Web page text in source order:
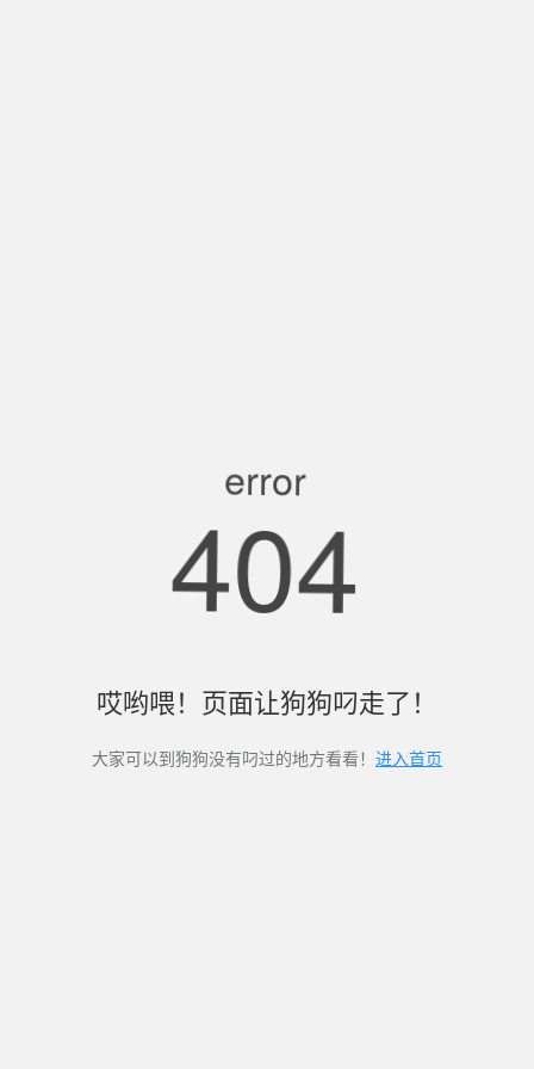
error
404
哎哟喂！页面让狗狗叼走了！
大家可以到狗狗没有叼过的地方看看！ 进入首页